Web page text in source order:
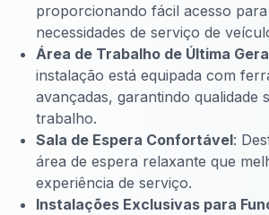
proporcionando fácil acesso para
necessidades de serviço de
Área de Trabalho de Última
instalação está equipada com
avançadas, garantindo qualidade
trabalho.
Sala de Espera Confortável:
área de espera relaxante que
experiência de serviço.
Instalações Exclusivas para